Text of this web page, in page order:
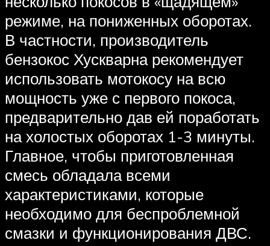
режиме, на пониженных оборотах.
В частности, производитель
бензокос Хускварна рекомендует
использовать мотокосу на всю
мощность уже с первого покоса,
предварительно дав ей поработать
на холостых оборотах 1-3 минуты.
Главное, чтобы приготовленная
смесь обладала всеми
характеристиками, которые
необходимо для беспроблемной
смазки и функционирования ДВС.